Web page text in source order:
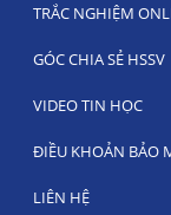
TRẮC NGHIỆM
GÓC CHIA SẺ HSSV
VIDEO TIN HỌC
ĐIỀU KHOẢN BẢO
LIÊN HỆ